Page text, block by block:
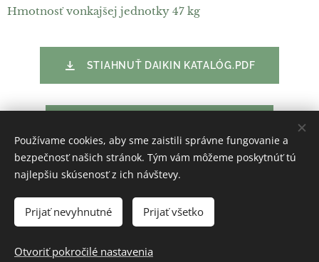
DO KOŠÍKA
Hmotnosť vonkajšej jednotky 47 kg
STIAHNUŤ DAIKIN KATALÓG.PDF
buboklima Cookies
Používame cookies, aby sme zaistili správne fungovanie a
bezpečnosť našich stránok. Tým vám môžeme poskytnúť tú
najlepšiu skúsenosť z ich návštevy.
Prijať nevyhnutné Prijať všetko
Otvoriť pokročilé nastavenia